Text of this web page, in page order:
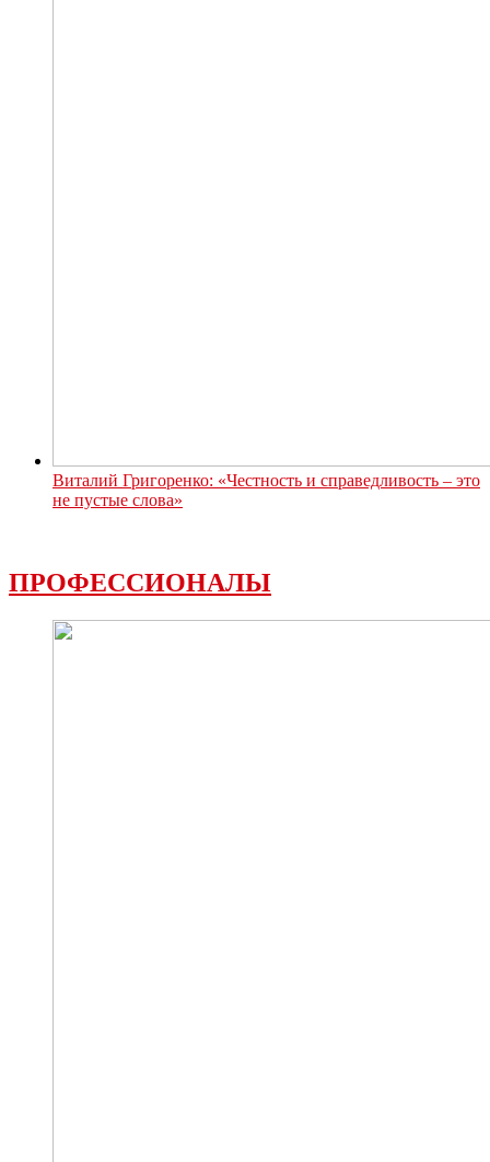
Виталий Григоренко: «Честность и справедливость – это
не пустые слова»
ПРОФЕССИОНАЛЫ